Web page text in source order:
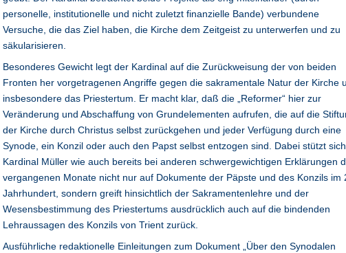
personelle, institutionelle und nicht zuletzt finanzielle Bande) verbundene
Versuche, die das Ziel haben, die Kirche dem Zeitgeist zu unterwerfen und zu
säkularisieren.
Besonderes Gewicht legt der Kardinal auf die Zurückweisung der von beiden
Fronten her vorgetragenen Angriffe gegen die sakramentale Natur der Kirche
insbesondere das Priestertum. Er macht klar, daß die „Reformer“ hier zur
Veränderung und Abschaffung von Grundelementen aufrufen, die auf die
der Kirche durch Christus selbst zurückgehen und jeder Verfügung durch eine
Synode, ein Konzil oder auch den Papst selbst entzogen sind. Dabei stützt sich
Kardinal Müller wie auch bereits bei anderen schwergewichtigen Erklärungen
vergangenen Monate nicht nur auf Dokumente der Päpste und des Konzils im
Jahrhundert, sondern greift hinsichtlich der Sakramentenlehre und der
Wesensbestimmung des Priestertums ausdrücklich auch auf die bindenden
Lehraussagen des Konzils von Trient zurück.
Ausführliche redaktionelle Einleitungen zum Dokument „Über den Synodalen